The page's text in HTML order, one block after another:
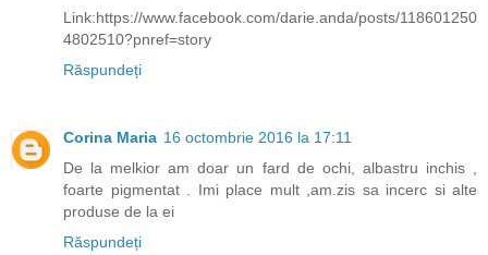
Link:https://www.facebook.com/darie.anda/posts/118601250
4802510?pnref=story
Răspundeți
Corina Maria 16 octombrie 2016 la 17:11
De la melkior am doar un fard de ochi, albastru inchis ,
foarte pigmentat . Imi place mult ,am.zis sa incerc si alte
produse de la ei
Răspundeți